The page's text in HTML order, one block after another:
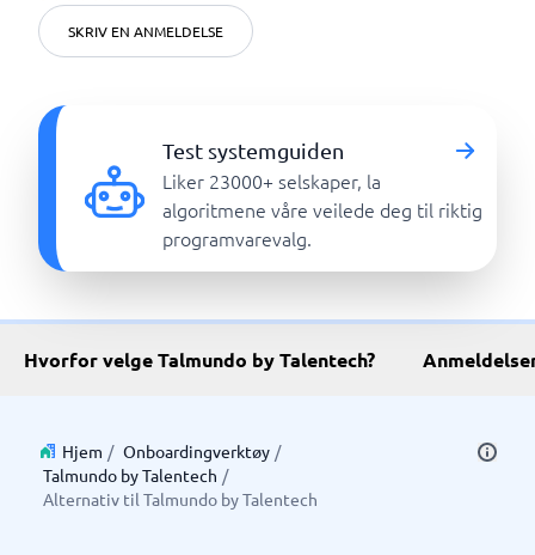
SKRIV EN ANMELDELSE
Test systemguiden
Liker 23000+ selskaper, la
algoritmene våre veilede deg til riktig
programvarevalg.
Hvorfor velge Talmundo by Talentech?
Hjem / Onboardingverktøy /
Talmundo by Talentech /
Alternativ til Talmundo by Talentech